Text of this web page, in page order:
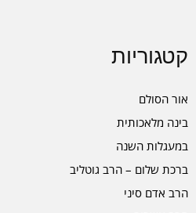
קטגוריות
אור הסולם
בינה מלאכותית
במעגלות השנה
ברכת שלום – הרב גוטליב
הרב אדם סיני